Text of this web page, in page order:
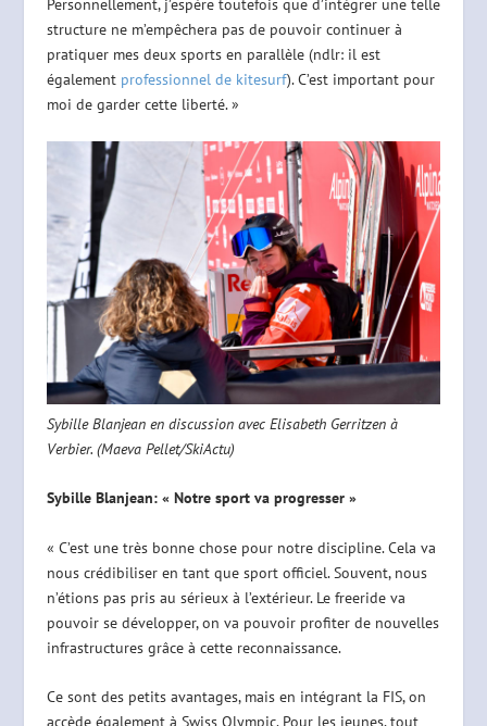
Personnellement, j’espère toutefois que d’intégrer une telle
structure ne m’empêchera pas de pouvoir continuer à
pratiquer mes deux sports en parallèle (ndlr: il est
également professionnel de kitesurf). C’est important pour
moi de garder cette liberté. »
Sybille Blanjean en discussion avec Elisabeth Gerritzen à
Verbier. (Maeva Pellet/SkiActu)
Sybille Blanjean: « Notre sport va progresser »
« C’est une très bonne chose pour notre discipline. Cela va
nous crédibiliser en tant que sport officiel. Souvent, nous
n’étions pas pris au sérieux à l’extérieur. Le freeride va
pouvoir se développer, on va pouvoir profiter de nouvelles
infrastructures grâce à cette reconnaissance.
Ce sont des petits avantages, mais en intégrant la FIS, on
accède également à Swiss Olympic. Pour les jeunes, tout